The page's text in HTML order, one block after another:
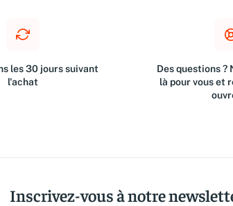
les 30 jours suivant
l'achat
Des questions ?
là pour vous et
Inscrivez-vous à notre